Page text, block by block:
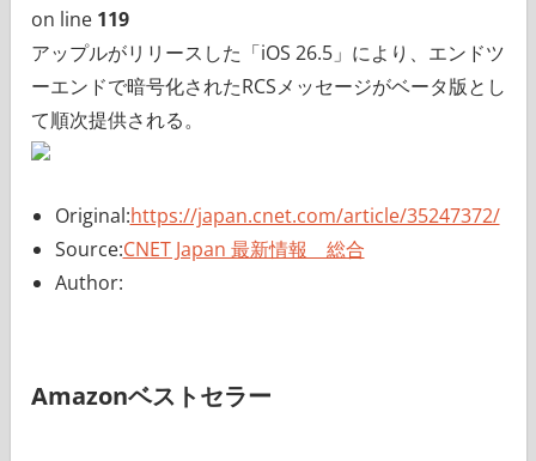
on line 119
アップルがリリースした「iOS 26.5」により、エンドツ
ーエンドで暗号化されたRCSメッセージがベータ版とし
て順次提供される。
Original:https://japan.cnet.com/article/35247372/
Source:CNET Japan 最新情報 総合
Author:
Amazonベストセラー